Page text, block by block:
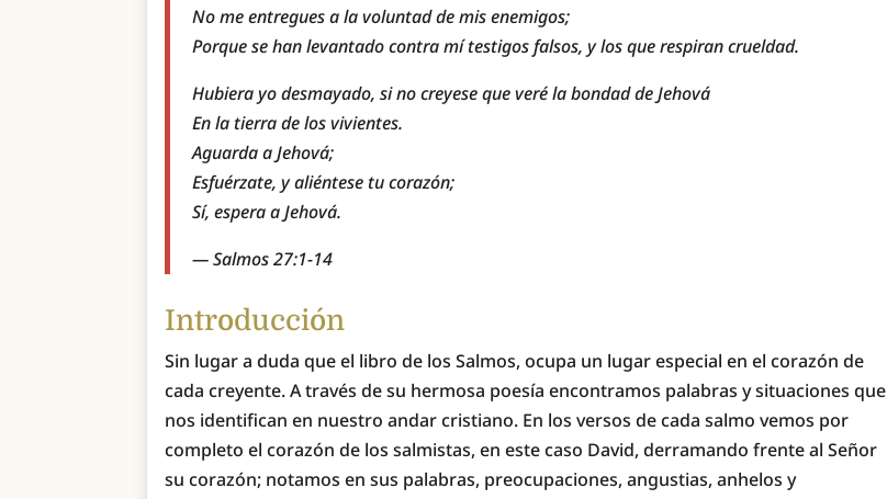
No me entregues a la voluntad de mis enemigos;
Porque se han levantado contra mí testigos falsos, y los que respiran crueldad.
Hubiera yo desmayado, si no creyese que veré la bondad de Jehová
En la tierra de los vivientes.
Aguarda a Jehová;
Esfuérzate, y aliéntese tu corazón;
Sí, espera a Jehová.
— Salmos 27:1-14
Introducción
Sin lugar a duda que el libro de los Salmos, ocupa un lugar especial en el corazón de
cada creyente. A través de su hermosa poesía encontramos palabras y situaciones que
nos identifican en nuestro andar cristiano. En los versos de cada salmo vemos por
completo el corazón de los salmistas, en este caso David, derramando frente al Señor
su corazón; notamos en sus palabras, preocupaciones, angustias, anhelos y